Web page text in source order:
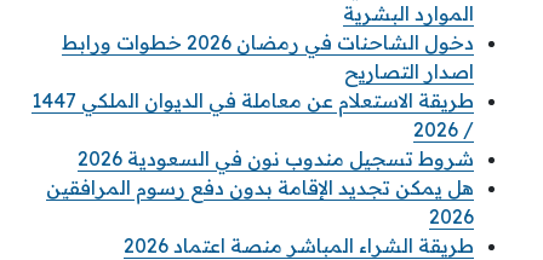
الموارد البشرية
دخول الشاحنات في رمضان 2026 خطوات ورابط
اصدار التصاريح
طريقة الاستعلام عن معاملة في الديوان الملكي 1447
/ 2026
شروط تسجيل مندوب نون في السعودية 2026
هل يمكن تجديد الإقامة بدون دفع رسوم المرافقين
2026
طريقة الشراء المباشر منصة اعتماد 2026